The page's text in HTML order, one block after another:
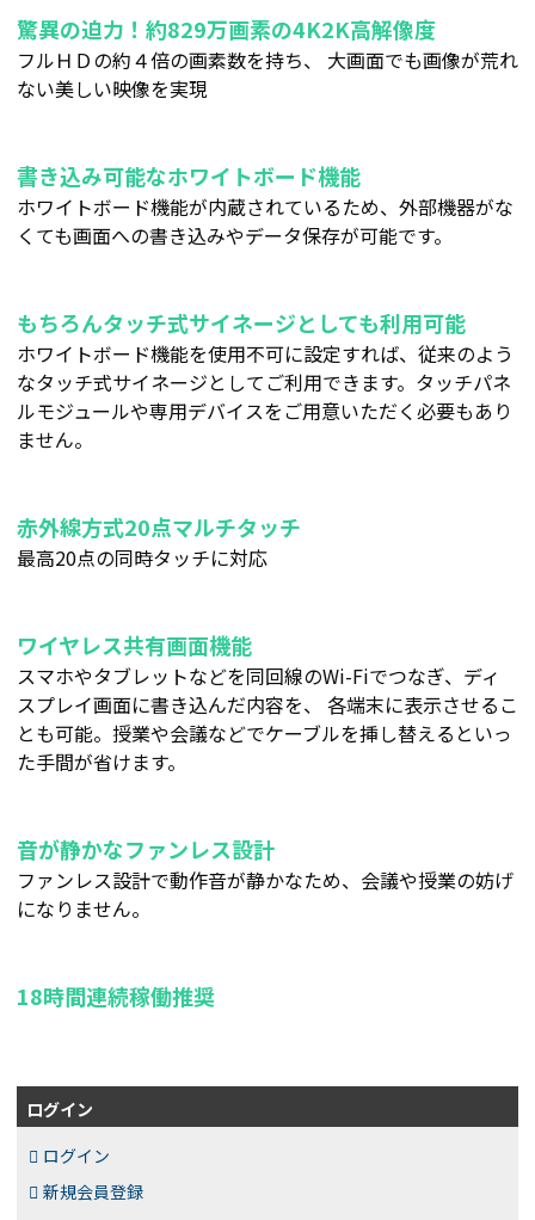
驚異の迫力！約829万画素の4K2K高解像度
フルＨＤの約４倍の画素数を持ち、 大画面でも画像が荒れ
ない美しい映像を実現
書き込み可能なホワイトボード機能
ホワイトボード機能が内蔵されているため、外部機器がな
くても画面への書き込みやデータ保存が可能です。
もちろんタッチ式サイネージとしても利用可能
ホワイトボード機能を使用不可に設定すれば、従来のよう
なタッチ式サイネージとしてご利用できます。タッチパネ
ルモジュールや専用デバイスをご用意いただく必要もあり
ません。
赤外線方式20点マルチタッチ
最高20点の同時タッチに対応
ワイヤレス共有画面機能
スマホやタブレットなどを同回線のWi-Fiでつなぎ、ディ
スプレイ画面に書き込んだ内容を、 各端末に表示させるこ
とも可能。授業や会議などでケーブルを挿し替えるといっ
た手間が省けます。
音が静かなファンレス設計
ファンレス設計で動作音が静かなため、会議や授業の妨げ
になりません。
18時間連続稼働推奨
ログイン
ログイン
新規会員登録